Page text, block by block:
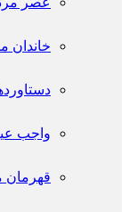
خاندان
واجب
قهرمان